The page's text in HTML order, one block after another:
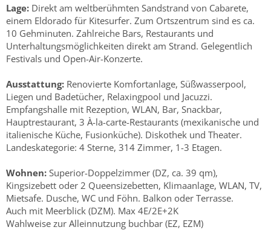
Lage: Direkt am weltberühmten Sandstrand von Cabarete,
einem Eldorado für Kitesurfer. Zum Ortszentrum sind es ca.
10 Gehminuten. Zahlreiche Bars, Restaurants und
Unterhaltungsmöglichkeiten direkt am Strand. Gelegentlich
Festivals und Open-Air-Konzerte.
Ausstattung: Renovierte Komfortanlage, Süßwasserpool,
Liegen und Badetücher, Relaxingpool und Jacuzzi.
Empfangshalle mit Rezeption, WLAN, Bar, Snackbar,
Hauptrestaurant, 3 À-la-carte-Restaurants (mexikanische und
italienische Küche, Fusionküche). Diskothek und Theater.
Landeskategorie: 4 Sterne, 314 Zimmer, 1-3 Etagen.
Wohnen: Superior-Doppelzimmer (DZ, ca. 39 qm),
Kingsizebett oder 2 Queensizebetten, Klimaanlage, WLAN, TV,
Mietsafe. Dusche, WC und Föhn. Balkon oder Terrasse.
Auch mit Meerblick (DZM). Max 4E/2E+2K
Wahlweise zur Alleinnutzung buchbar (EZ, EZM)